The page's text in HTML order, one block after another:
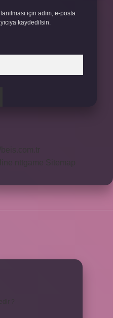
için adım, e-posta
kaydedilsin.